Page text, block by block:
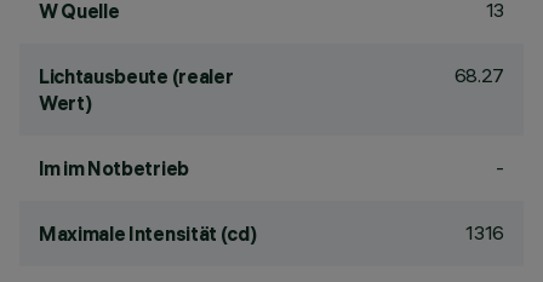
W Quelle 13
Lichtausbeute (realer
Wert)
68.27
lm im Notbetrieb -
Maximale Intensität (cd) 1316